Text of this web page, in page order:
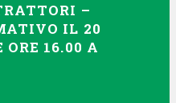
–
IL 20
ORE 16.00 A